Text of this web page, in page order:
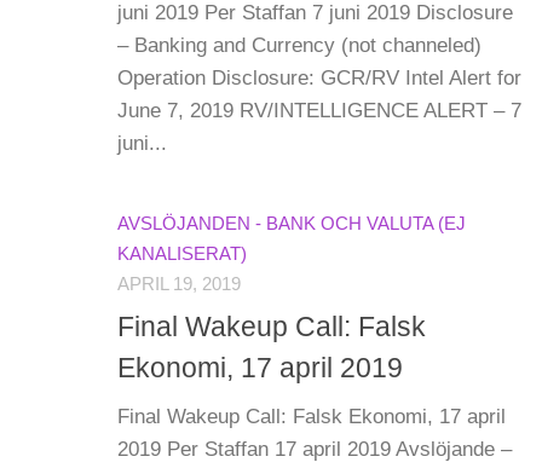
juni 2019 Per Staffan 7 juni 2019 Disclosure
– Banking and Currency (not channeled)
Operation Disclosure: GCR/RV Intel Alert for
June 7, 2019 RV/INTELLIGENCE ALERT – 7
juni...
AVSLÖJANDEN - BANK OCH VALUTA (EJ
KANALISERAT)
APRIL 19, 2019
Final Wakeup Call: Falsk
Ekonomi, 17 april 2019
Final Wakeup Call: Falsk Ekonomi, 17 april
2019 Per Staffan 17 april 2019 Avslöjande –